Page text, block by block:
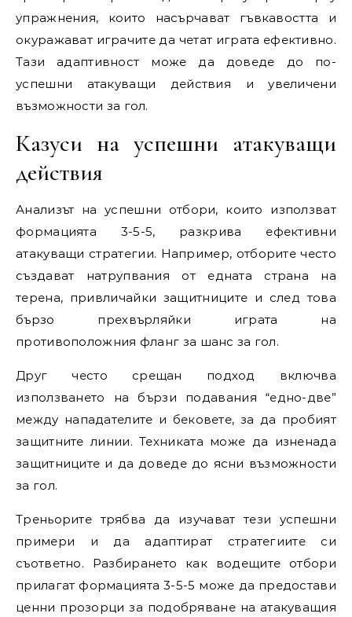
упражнения, които насърчават гъвкавостта и
окуражават играчите да четат играта ефективно.
Тази адаптивност може да доведе до по-
успешни атакуващи действия и увеличени
възможности за гол.
Казуси на успешни атакуващи
действия
Анализът на успешни отбори, които използват
формацията 3-5-5, разкрива ефективни
атакуващи стратегии. Например, отборите често
създават натрупвания от едната страна на
терена, привличайки защитниците и след това
бързо прехвърляйки играта на
противоположния фланг за шанс за гол.
Друг често срещан подход включва
използването на бързи подавания “едно-две”
между нападателите и бековете, за да пробият
защитните линии. Техниката може да изненада
защитниците и да доведе до ясни възможности
за гол.
Треньорите трябва да изучават тези успешни
примери и да адаптират стратегиите си
съответно. Разбирането как водещите отбори
прилагат формацията 3-5-5 може да предостави
ценни прозорци за подобряване на атакуващия